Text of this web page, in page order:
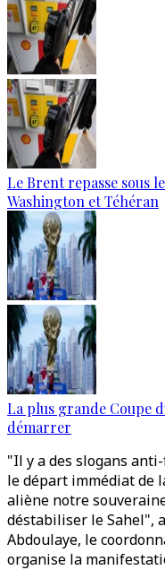
Le Brent repasse sous
Washington et Téhéran
La plus grande Coupe
démarrer
"Il y a des slogans
le départ immédiat de
aliène notre
déstabiliser le Sahel",
Abdoulaye, le
organise la